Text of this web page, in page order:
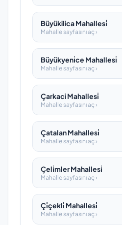
Büyükilica Mahallesi̇
Mahalle sayfasını aç ›
Büyükyeni̇ce Mahallesi̇
Mahalle sayfasını aç ›
Çarkaci Mahallesi̇
Mahalle sayfasını aç ›
Çatalan Mahallesi̇
Mahalle sayfasını aç ›
Çeli̇mler Mahallesi̇
Mahalle sayfasını aç ›
Çi̇çekli̇ Mahallesi̇
Mahalle sayfasını aç ›